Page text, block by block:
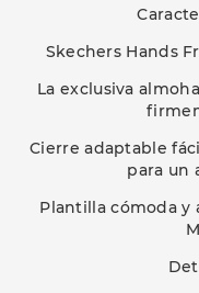
Skechers Hands
La exclusiva
Cierre adaptable
para un
Plantilla cómoda y